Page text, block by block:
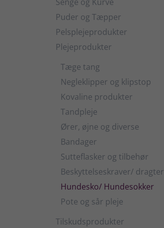
Puder og Tæpper
Pelsplejeprodukter
Plejeprodukter
Tæge tang
Negleklipper og klipstop
Kovaline produkter
Tandpleje
Ører, øjne og diverse
Bandager
Sutteflasker og tilbehør
Beskyttelseskraver/ dragter
Hundesko/ Hundesokker
Pote og sår pleje
Tilskudsprodukter